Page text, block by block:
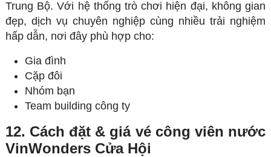
Trung Bộ. Với hệ thống trò chơi hiện đại, không gian
đẹp, dịch vụ chuyên nghiệp cùng nhiều trải nghiệm
hấp dẫn, nơi đây phù hợp cho:
Gia đình
Cặp đôi
Nhóm bạn
Team building công ty
12. Cách đặt & giá vé công viên nước
VinWonders Cửa Hội